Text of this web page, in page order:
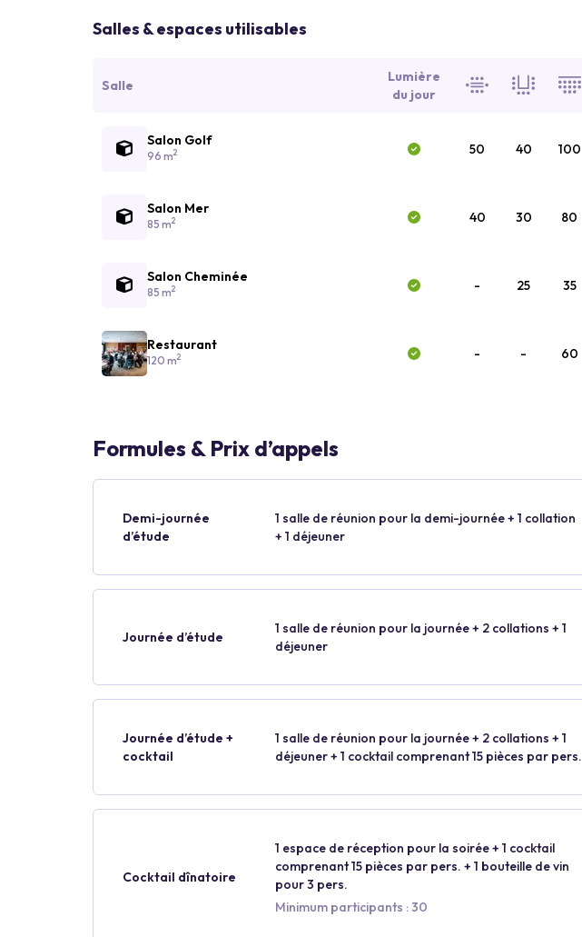
Salles & espaces utilisables
Salle
Lumière
du jour
Salon Golf
96 m2 50 40 100
Salon Mer
85 m2 40 30 80
Salon Cheminée
85 m2 - 25 35
Restaurant
120 m2 - - 60
Formules & Prix d’appels
Demi-journée
d’étude
1 salle de réunion pour la demi-journée + 1 collation
+ 1 déjeuner
Journée d’étude
1 salle de réunion pour la journée + 2 collations + 1
déjeuner
Journée d’étude +
cocktail
1 salle de réunion pour la journée + 2 collations + 1
déjeuner + 1 cocktail comprenant 15 pièces par pers.
Cocktail dînatoire
1 espace de réception pour la soirée + 1 cocktail
comprenant 15 pièces par pers. + 1 bouteille de vin
pour 3 pers.
Minimum participants : 30